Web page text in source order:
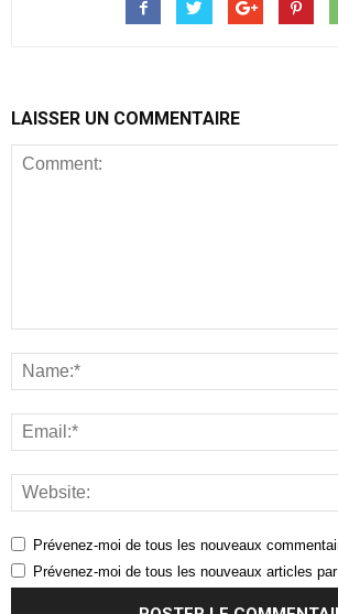
LAISSER UN COMMENTAIRE
Prévenez-moi de tous les nouveaux
Prévenez-moi de tous les nouveaux articles